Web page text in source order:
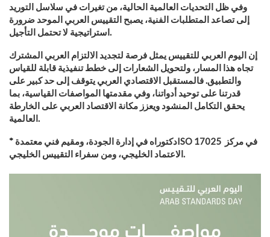
وفي ظل التحديات العالمية الحالية، من تغيرات في سلاسل التوريد
إلى تصاعد المتطلبات الفنية، يصبح التقييس العربي الموحد ضرورة
استراتيجية لا تحتمل التأجيل.
إن اليوم العربي للتقييس يمثل فرصة لتجديد الالتزام العربي المشترك
تجاه هذا المسار، ولتحويل الشعارات إلى خطط تنفيذية قابلة للقياس
والتطبيق. فالمستقبل الاقتصادي العربي يتوقف إلى حد كبير على
قدرتنا على توحيد أدواتنا، وفي مقدمتها المواصفات القياسية، بما
يحقق التكامل المنشود ويعزز مكانة الاقتصاد العربي على الخارطة
العالمية.
* دكتوراه في إدارة الجودة، ومقيم فني معتمدةISO 17025 في مركز
الاعتماد الخليجي، ومن سفراء التقييس الخليجي.